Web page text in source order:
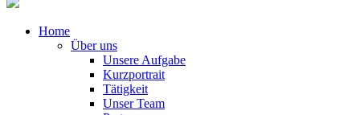
Home
Über uns
Unsere Aufgabe
Kurzportrait
Tätigkeit
Unser Team